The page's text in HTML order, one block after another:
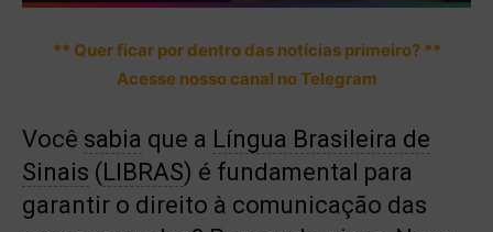
** Quer ficar por dentro das notícias primeiro? **
Acesse nosso canal no Telegram
Você sabia que a Língua Brasileira de
Sinais (LIBRAS) é fundamental para
garantir o direito à comunicação das